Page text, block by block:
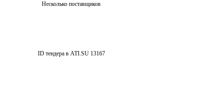
Несколько поставщиков
ID тендера в ATI.SU 13167